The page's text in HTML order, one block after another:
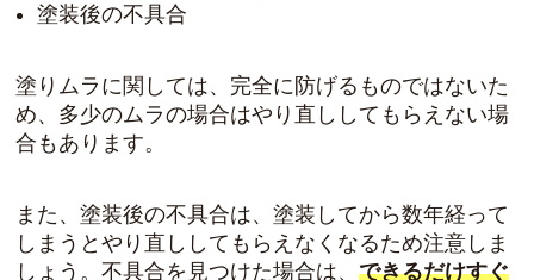
塗装後の不具合
塗りムラに関しては、完全に防げるものではないた
め、多少のムラの場合はやり直ししてもらえない場
合もあります。
また、塗装後の不具合は、塗装してから数年経って
しまうとやり直ししてもらえなくなるため注意しま
しょう。不具合を見つけた場合は、できるだけすぐ